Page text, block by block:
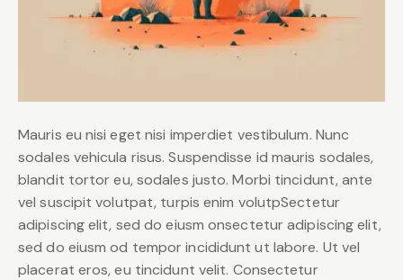
Mauris eu nisi eget nisi imperdiet vestibulum. Nunc
sodales vehicula risus. Suspendisse id mauris sodales,
blandit tortor eu, sodales justo. Morbi tincidunt, ante
vel suscipit volutpat, turpis enim volutpSectetur
adipiscing elit, sed do eiusm onsectetur adipiscing elit,
sed do eiusm od tempor incididunt ut labore. Ut vel
placerat eros, eu tincidunt velit. Consectetur